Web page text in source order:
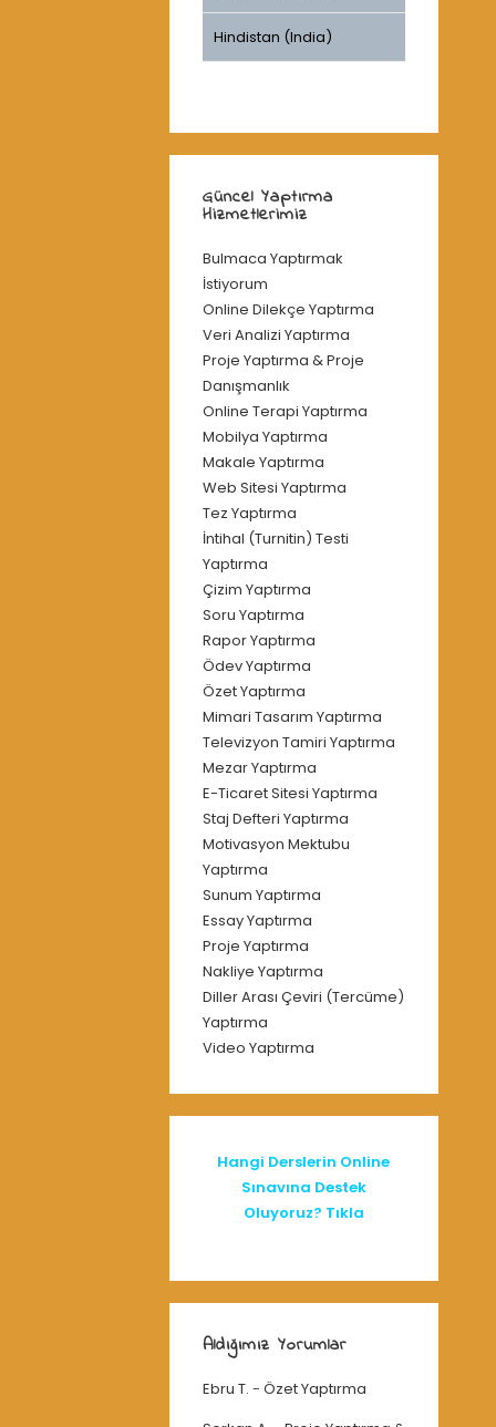
Hindistan (India)
Güncel Yaptırma
Hizmetlerimiz
Bulmaca Yaptırmak
İstiyorum
Online Dilekçe Yaptırma
Veri Analizi Yaptırma
Proje Yaptırma & Proje
Danışmanlık
Online Terapi Yaptırma
Mobilya Yaptırma
Makale Yaptırma
Web Sitesi Yaptırma
Tez Yaptırma
İntihal (Turnitin) Testi
Yaptırma
Çizim Yaptırma
Soru Yaptırma
Rapor Yaptırma
Ödev Yaptırma
Özet Yaptırma
Mimari Tasarım Yaptırma
Televizyon Tamiri Yaptırma
Mezar Yaptırma
E-Ticaret Sitesi Yaptırma
Staj Defteri Yaptırma
Motivasyon Mektubu
Yaptırma
Sunum Yaptırma
Essay Yaptırma
Proje Yaptırma
Nakliye Yaptırma
Diller Arası Çeviri (Tercüme)
Yaptırma
Video Yaptırma
Hangi Derslerin Online
Sınavına Destek
Oluyoruz? Tıkla
Aldığımız Yorumlar
Ebru T. - Özet Yaptırma